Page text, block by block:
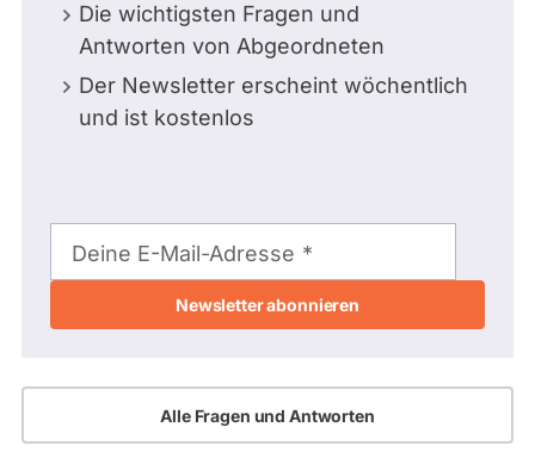
Die wichtigsten Fragen und
Antworten von Abgeordneten
Der Newsletter erscheint wöchentlich
und ist kostenlos
Mail-
Adresse
Deine E-Mail-Adresse
Alle Fragen und Antworten